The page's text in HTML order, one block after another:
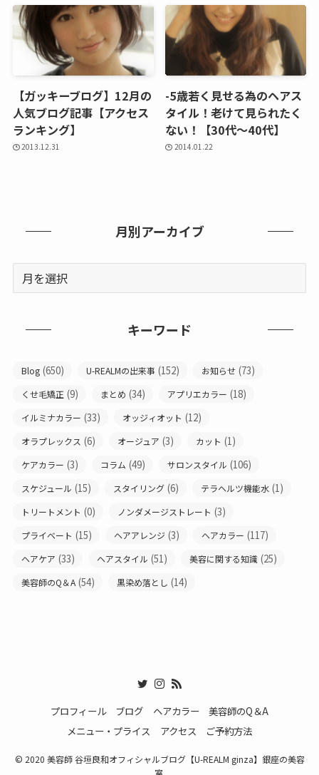
【ガッキーブログ】12月の
人気ブログ記事【アクセス
ランキング】
2013.12.31
-5歳若く見せる為のヘアス
タイル！老けて見られたく
ない！【30代～40代】
2014.01.22
月別アーカイブ
キーワード
Blog (650) U-REALMの出来事 (152) お知らせ (73)
くせ毛矯正 (9) まとめ (34) アプリエカラー (18)
イルミナカラー (33) オッジィオット (12)
オラプレックス (6) オージュア (3) カット (1)
ケアカラー (3) コラム (49) サロンスタイル (106)
スケジュール (15) スタイリング (6) テラヘルツ機能水 (1)
トリートメント (0) ノンダメージストレート (3)
プライベート (15) ヘアアレンジ (3) ヘアカラー (117)
ヘアケア (33) ヘアスタイル (51) 美容に関する知識 (25)
美容師のQ＆A (54) 黒染め落とし (14)
プロフィール ブログ ヘアカラー
美容師のQ＆A
メニュー・プライス
アクセス ご予約方法
© 2020 美容師 谷垣良和オフィシャルブログ【U-REALM ginza】銀座の美容